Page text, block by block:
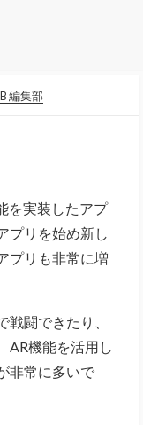
編集部
を実装したアプ
プリを始め新し
プリも非常に増
闘できたり、
AR機能を活用し
非常に多いで